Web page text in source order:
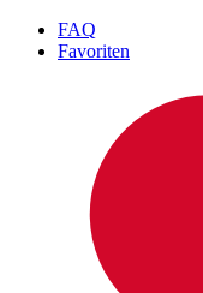
FAQ
Favoriten